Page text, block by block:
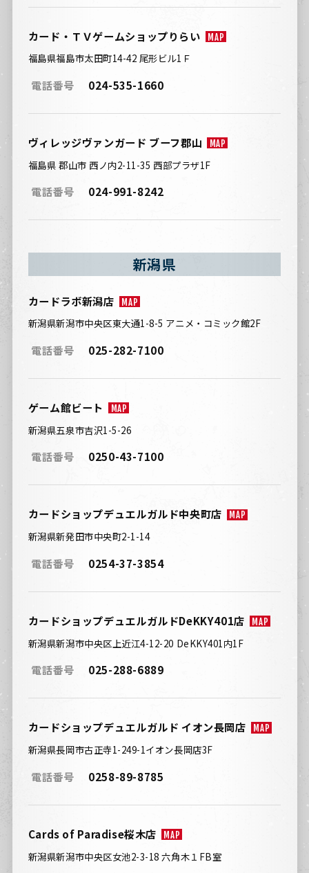
カード・ＴＶゲームショップりらい MAP
福島県福島市太田町14-42 尾形ビル1Ｆ
電話番号 024-535-1660
ヴィレッジヴァンガード ブーフ郡山 MAP
福島県 郡山市 西ノ内2-11-35 西部プラザ1F
電話番号 024-991-8242
新潟県
カードラボ新潟店 MAP
新潟県新潟市中央区東大通1-8-5 アニメ・コミック館2F
電話番号 025-282-7100
ゲーム館ビート MAP
新潟県五泉市吉沢1-5-26
電話番号 0250-43-7100
カードショップデュエルガルド中央町店 MAP
新潟県新発田市中央町2-1-14
電話番号 0254-37-3854
カードショップデュエルガルドDeKKY401店 MAP
新潟県新潟市中央区上近江4-12-20 DeKKY401内1F
電話番号 025-288-6889
カードショップデュエルガルド イオン長岡店 MAP
新潟県長岡市古正寺1-249-1イオン長岡店3F
電話番号 0258-89-8785
Cards of Paradise桜木店 MAP
新潟県新潟市中央区女池2-3-18 六角木１FB室